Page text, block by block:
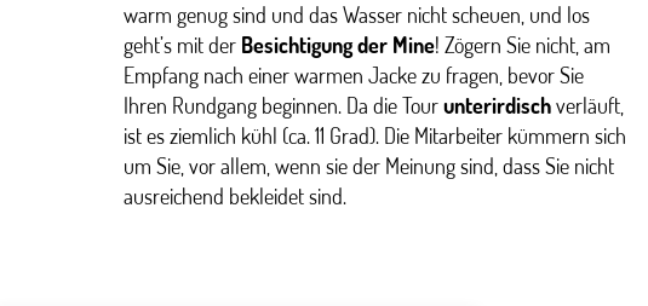
warm genug sind und das Wasser nicht scheuen, und los
geht’s mit der Besichtigung der Mine! Zögern Sie nicht, am
Empfang nach einer warmen Jacke zu fragen, bevor Sie
Ihren Rundgang beginnen. Da die Tourunterirdischverläuft,
ist es ziemlich kühl (ca. 11 Grad). Die Mitarbeiter kümmern sich
um Sie, vor allem, wenn sie der Meinung sind, dass Sie nicht
ausreichend bekleidet sind.